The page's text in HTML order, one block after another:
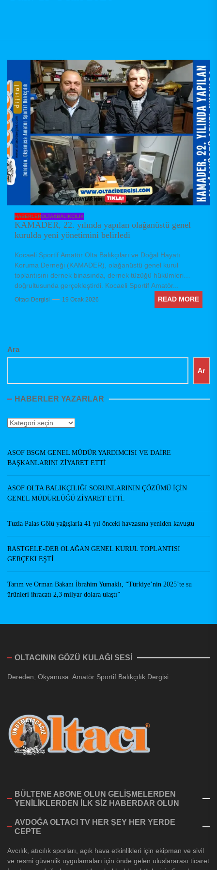
HABERLEROLTA&BALIKÇILIK
KAMADER, 22. yılında yapılan olağanüstü genel
kurulda yeni yönetimini belirledi
Kocaeli Sportif Amatör Olta Balıkçıları ve Doğal Hayatı
Koruma Derneği (KAMADER), olağanüstü genel kurul
toplantısını dernek binasında, dernek tüzüğü hükümleri
doğrultusunda gerçekleştirdi. Kocaeli Sportif Amatör...
Oltacı Dergisi 19 Ocak 2026 READ MORE
Ara
Ar
HABERLER YAZARLAR
Haberler
ASOF BSGM GENEL MÜDÜR YARDIMCISI VE DAİRE
BAŞKANLARINI ZİYARET ETTİ
ASOF OLTA BALIKÇILIĞI SORUNLARININ ÇÖZÜMÜ İÇİN
GENEL MÜDÜRLÜĞÜ ZİYARET ETTİ.
Tuzla Palas Gölü yağışlarla 41 yıl önceki havzasına yeniden kavuştu
RASTGELE-DER OLAĞAN GENEL KURUL TOPLANTISI
GERÇEKLEŞTİ
Tarım ve Orman Bakanı İbrahim Yumaklı, “Türkiye’nin 2025’te su
ürünleri ihracatı 2,3 milyar dolara ulaştı”
OLTACININ GÖZÜ KULAĞI SESİ
Dereden, Okyanusa Amatör Sportif Balıkçılık Dergisi
BÜLTENE ABONE OLUN GELİŞMELERDEN
YENİLİKLERDEN İLK SİZ HABERDAR OLUN
AVDOĞA OLTACI TV HER ŞEY HER YERDE
CEPTE
Avcılık, atıcılık sporları, açık hava etkinlikleri için ekipman ve sivil
ve resmi güvenlik uygulamaları için önde gelen uluslararası ticaret